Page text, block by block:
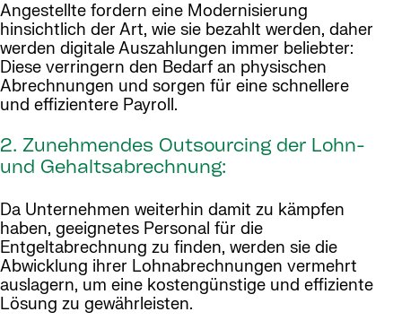
Angestellte fordern eine Modernisierung
hinsichtlich der Art, wie sie bezahlt werden, daher
werden digitale Auszahlungen immer beliebter:
Diese verringern den Bedarf an physischen
Abrechnungen und sorgen für eine schnellere
und effizientere Payroll.
2. Zunehmendes Outsourcing der Lohn-
und Gehaltsabrechnung:
Da Unternehmen weiterhin damit zu kämpfen
haben, geeignetes Personal für die
Entgeltabrechnung zu finden, werden sie die
Abwicklung ihrer Lohnabrechnungen vermehrt
auslagern, um eine kostengünstige und effiziente
Lösung zu gewährleisten.